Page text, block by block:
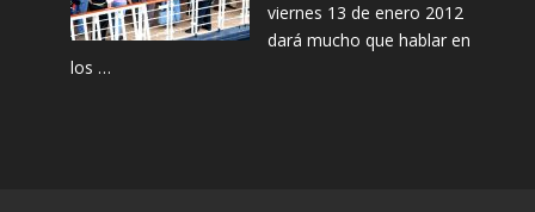
viernes 13 de enero 2012
dará mucho que hablar en
los …